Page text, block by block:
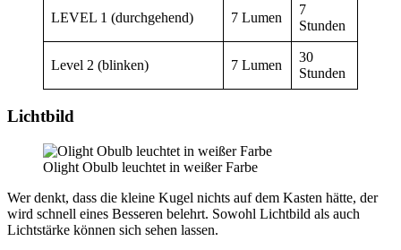
LEVEL 1 (durchgehend) 7 Lumen
7
Stunden
Level 2 (blinken) 7 Lumen
30
Stunden
Lichtbild
Olight Obulb leuchtet in weißer Farbe
Wer denkt, dass die kleine Kugel nichts auf dem Kasten hätte, der
wird schnell eines Besseren belehrt. Sowohl Lichtbild als auch
Lichtstärke können sich sehen lassen.